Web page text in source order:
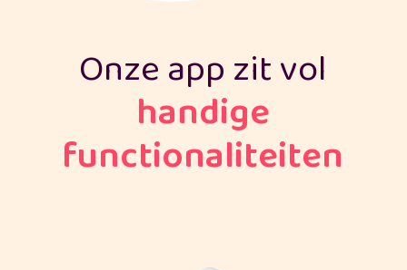
Onze app zit vol
handige
functionaliteiten